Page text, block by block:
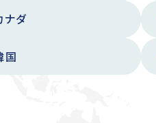
ナダ
国